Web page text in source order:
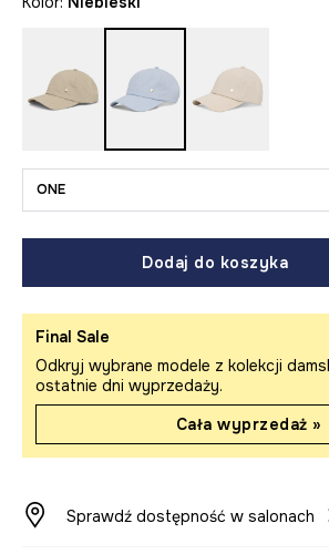
ONE
Dodaj do koszyka
Final Sale
Odkryj wybrane modele z kolekcji
ostatnie dni wyprzedaży.
Cała wyprzedaż »
Sprawdź dostępność w salonach